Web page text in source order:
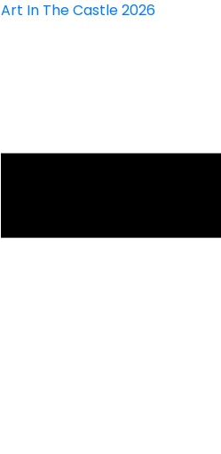
Art In The Castle 2026